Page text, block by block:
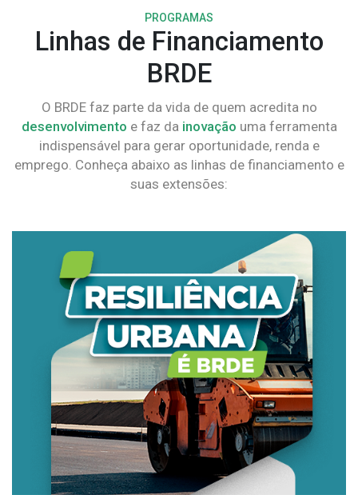
PROGRAMAS
Linhas de Financiamento
BRDE
O BRDE faz parte da vida de quem acredita no
desenvolvimento e faz da inovação uma ferramenta
indispensável para gerar oportunidade, renda e
emprego. Conheça abaixo as linhas de financiamento e
suas extensões: